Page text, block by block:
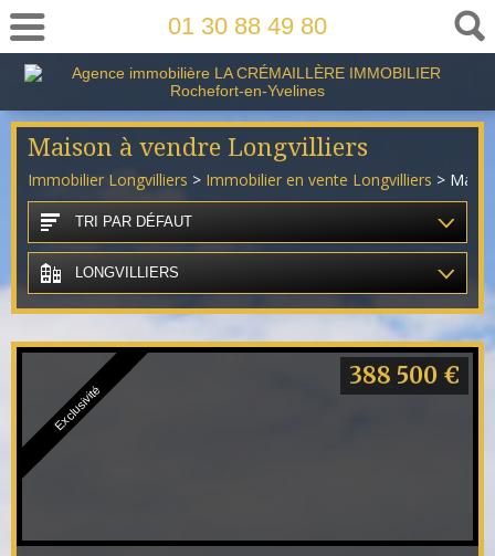
01 30 88 49 80
Maison à vendre Longvilliers
Immobilier Longvilliers > Immobilier en vente Longvilliers >
TRI PAR DÉFAUT
LONGVILLIERS
Exclusivité
388 500 €